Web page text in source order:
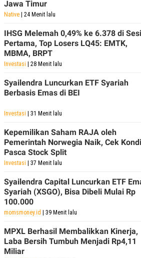
Jawa Timur
Native | 24 Menit lalu
IHSG Melemah 0,49% ke 6.378 di Sesi
Pertama, Top Losers LQ45: EMTK,
MBMA, BRPT
Investasi | 28 Menit lalu
Syailendra Luncurkan ETF Syariah
Berbasis Emas di BEI
Investasi | 31 Menit lalu
Kepemilikan Saham RAJA oleh
Pemerintah Norwegia Naik, Cek
Pasca Stock Split
Investasi | 37 Menit lalu
Syailendra Capital Luncurkan ETF
Syariah (XSGO), Bisa Dibeli Mulai Rp
100.000
momsmoney.id | 39 Menit lalu
MPXL Berhasil Membalikkan Kinerja,
Laba Bersih Tumbuh Menjadi Rp4,11
Miliar